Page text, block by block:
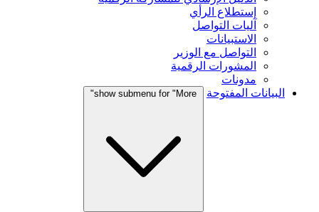
إستطلاع الرأي
آليات التواصل
الاستبيانات
التواصل مع الوزير
المشورات الرقمية
مدونات
البيانات المفتوحة
show submenu for "More"